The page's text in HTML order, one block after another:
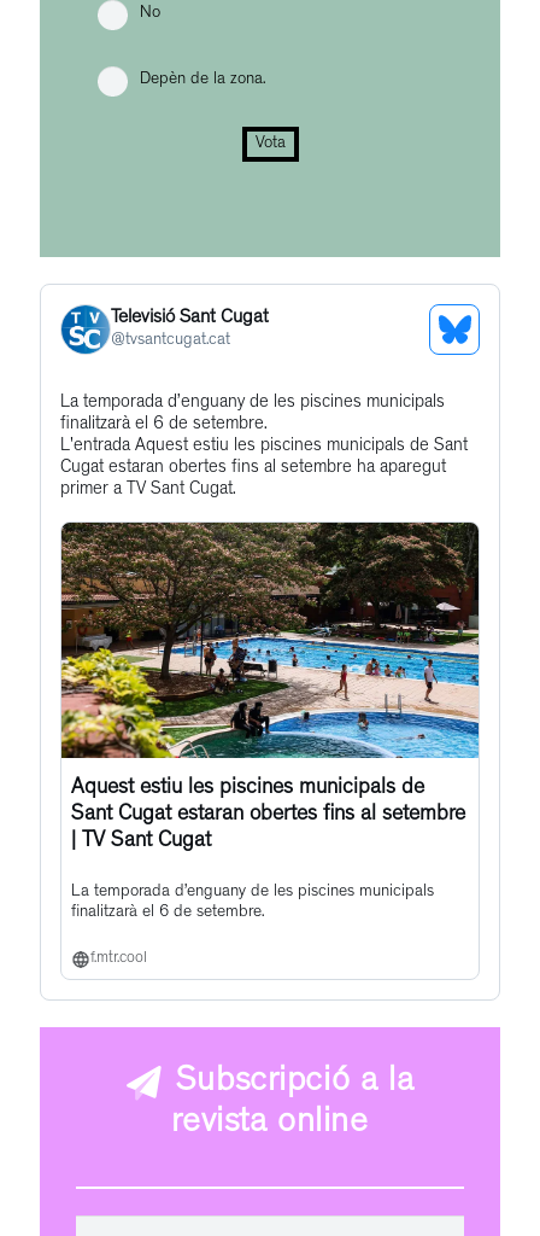
No
Depèn de la zona.
Vota
Televisió Sant Cugat
@tvsantcugat.cat
See
Get
to
this
post
La temporada d’enguany de les piscines municipals
finalitzarà el 6 de setembre.
L'entrada Aquest estiu les piscines municipals de Sant
Cugat estaran obertes fins al setembre ha aparegut
primer a TV Sant Cugat.
Aquest estiu les piscines municipals de
Sant Cugat estaran obertes fins al setembre
| TV Sant Cugat
La temporada d’enguany de les piscines municipals
finalitzarà el 6 de setembre.
f.mtr.cool
Subscripció a la
revista online